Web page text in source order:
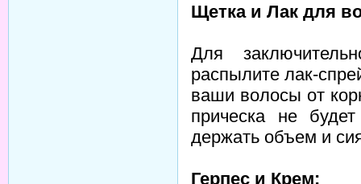
Щетка и Лак для
Для
распылите лак-
ваши волосы от
прическа не
держать объем и
Герпес и Крем: